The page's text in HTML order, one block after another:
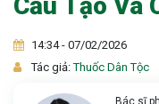
14:34 - 07/02/2026
Tác giả:Thuốc Dân Tộc
Bác sĩ